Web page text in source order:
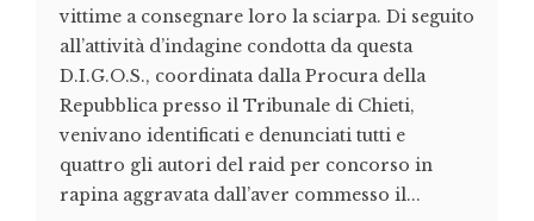
vittime a consegnare loro la sciarpa. Di seguito
all’attività d’indagine condotta da questa
D.I.G.O.S., coordinata dalla Procura della
Repubblica presso il Tribunale di Chieti,
venivano identificati e denunciati tutti e
quattro gli autori del raid per concorso in
rapina aggravata dall’aver commesso il...